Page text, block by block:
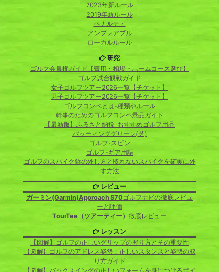
2023年新ルール
2019年新ルール
ペナルティ
アンプレアブル
ローカルルール
研究
ゴルフ会員権ガイド【費用・相場・ホームコース選び】
ゴルフ試合観戦ガイド
女子ゴルフツアー2026一覧【チケット】
男子ゴルフツアー2026一覧【チケット】
ゴルフコンペとは-種類やルール
幹事のためのゴルフコンペ景品ガイド
【最新版】ふるさと納税_おすすめゴルフ用品
パッティンググリーン(芝)
ゴルフ-スピン
ゴルフ-ギア用語
ゴルフのスパイク鋲の外し方と取れないスパイクを確実に外
す方法
レビュー
ガーミン(Garmin)Approach S70ゴルフナビの徹底レビュ
ーと評価
TourTee（ツアーティー） 徹底レビュー
レッスン
【図解】ゴルフの正しいグリップの握り方とその重要性
【図解】ゴルフのアドレス姿勢：正しいスタンスと姿勢の取
り方ガイド
【図解】バックスイングの正しいフォームを身につけるポイ